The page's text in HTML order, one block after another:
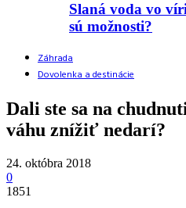
Slaná voda vo
sú možnosti?
Záhrada
Dovolenka a destinácie
Dali ste sa na
váhu znížiť nedarí?
24. októbra 2018
0
1851